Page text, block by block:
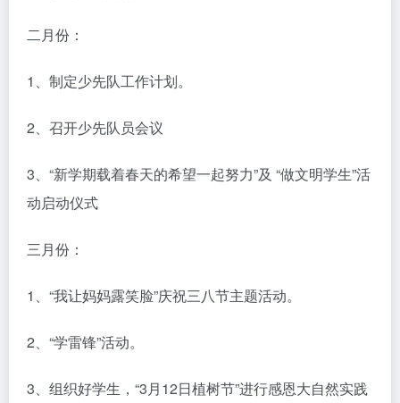
二月份：
1、制定少先队工作计划。
2、召开少先队员会议
3、“新学期载着春天的希望一起努力”及 “做文明学生”活
动启动仪式
三月份：
1、“我让妈妈露笑脸”庆祝三八节主题活动。
2、“学雷锋”活动。
3、组织好学生，“3月12日植树节”进行感恩大自然实践